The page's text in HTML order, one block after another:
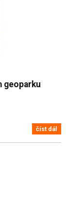
geoparku
číst dál